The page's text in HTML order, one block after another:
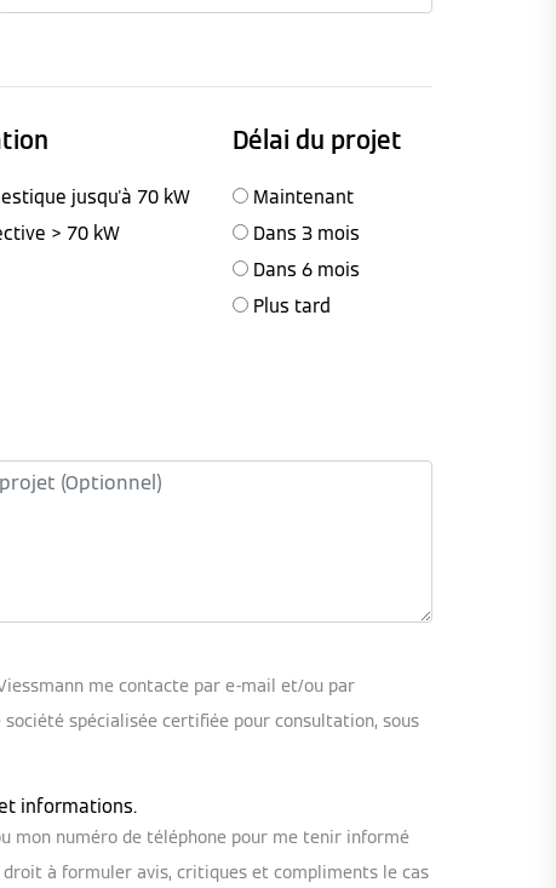
Délai du projet
jusqu'à 70 kW
> 70 kW
Maintenant
Dans 3 mois
Dans 6 mois
Plus tard
me contacte par e-mail et/ou par
spécialisée certifiée pour consultation, sous
informations.
mon numéro de téléphone pour me tenir informé
à formuler avis, critiques et compliments le cas